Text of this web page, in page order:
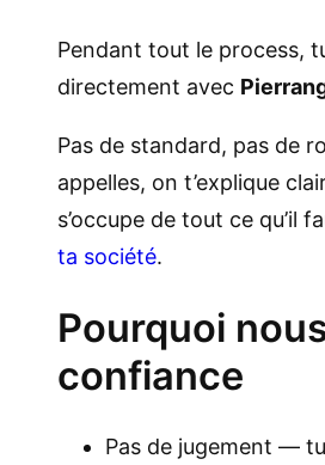
Pendant tout le process,
directement avec
Pas de standard, pas de
appelles, on t’explique
s’occupe de tout ce qu’il
ta société.
Pourquoi
confiance
Pas de jugement —